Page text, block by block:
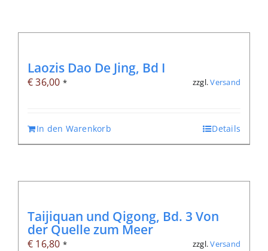
Laozis Dao De Jing, Bd I
€36,00 * zzgl.Versand
In den Warenkorb Details
Taijiquan und Qigong, Bd. 3 Von
der Quelle zum Meer
€ 16,80 * zzgl.Versand